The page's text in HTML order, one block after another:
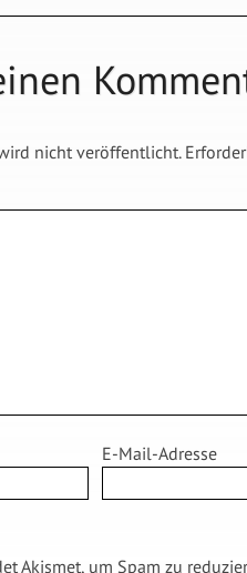
nicht veröffentlicht.
E-Mail-Adresse
Akismet, um Spam zu